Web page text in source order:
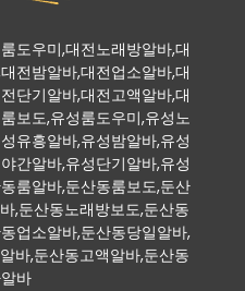
도우미,대전노래방알바,대
전밤알바,대전업소알바,대
단기알바,대전고액알바,대
보도,유성룸도우미,유성노
유흥알바,유성밤알바,유성
간알바,유성단기알바,유성
룸알바,둔산동룸보도,둔산
,둔산동노래방보도,둔산동
업소알바,둔산동당일알바,
바,둔산동고액알바,둔산동
바